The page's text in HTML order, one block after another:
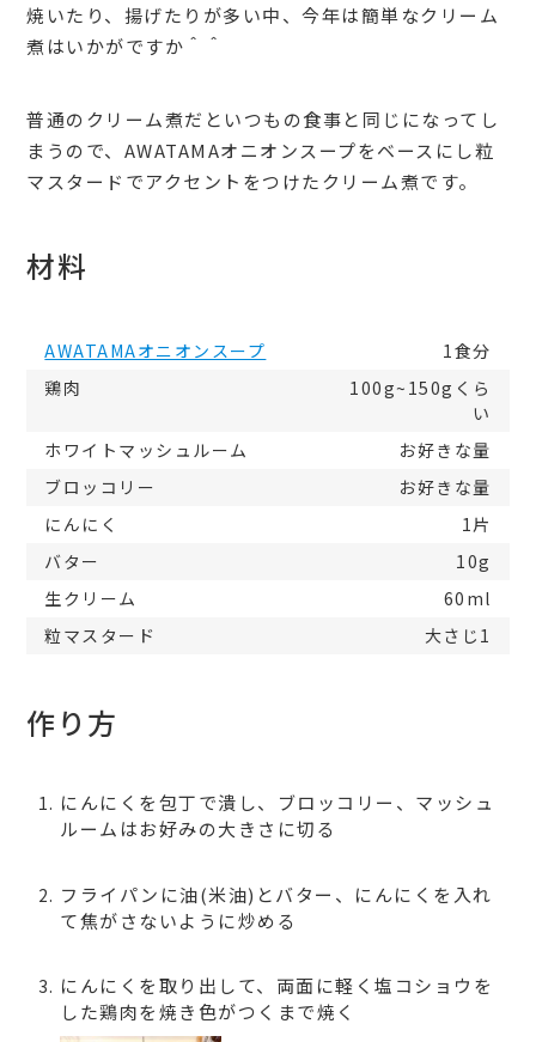
焼いたり、揚げたりが多い中、今年は簡単なクリーム
煮はいかがですか＾＾
普通のクリーム煮だといつもの食事と同じになってし
まうので、AWATAMAオニオンスープをベースにし粒
マスタードでアクセントをつけたクリーム煮です。
材料
AWATAMAオニオンスープ
1食分
鶏肉
100g~150gくら
い
ホワイトマッシュルーム
お好きな量
ブロッコリー
お好きな量
にんにく
1片
バター
10g
生クリーム
60ml
粒マスタード
大さじ1
作り方
にんにくを包丁で潰し、ブロッコリー、マッシュ
ルームはお好みの大きさに切る
フライパンに油(米油)とバター、にんにくを入れ
て焦がさないように炒める
にんにくを取り出して、両面に軽く塩コショウを
した鶏肉を焼き色がつくまで焼く